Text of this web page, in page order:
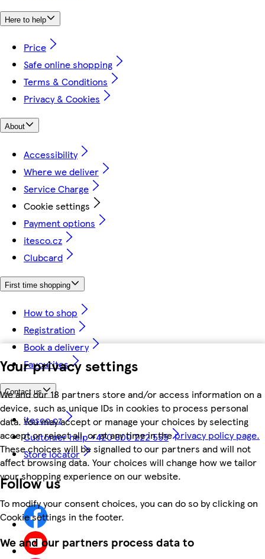
Your privacy settings
We and our 18 partners store and/or access information on a
device, such as unique IDs in cookies to process personal
data. You may accept or manage your choices by selecting
accept or reject all, or at any time in theprivacy policy page.
These choices will be signalled to our partners and will not
affect browsing data. Your choices will change how we tailor
your shopping experience on our website.
To modify your consent choices, you can do so by clicking on
Cookie settings in the footer.
We and our partners process data to
Here to help
Price
Safe online shopping
Terms & Conditions
Privacy & Cookies
About
Accessibility
Where we deliver
Service Charge
Cookie settings
Payment options
itesco.cz
Clubcard
First time shopping
How to shop
Registration
Book a delivery
Favourites
Contact us
itesco.cz
Customer help +420 800 222 555
Store locator
Follow us